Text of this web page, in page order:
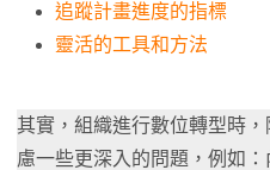
追蹤計畫進度的指標
靈活的工具和方法
其實，組織進行數位轉型時
慮一些更深入的問題，例如